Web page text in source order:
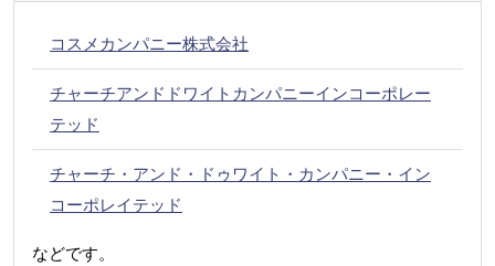
コスメカンパニー株式会社
チャーチアンドドワイトカンパニーインコーポレー
テッド
チャーチ・アンド・ドゥワイト・カンパニー・イン
コーポレイテッド
などです。